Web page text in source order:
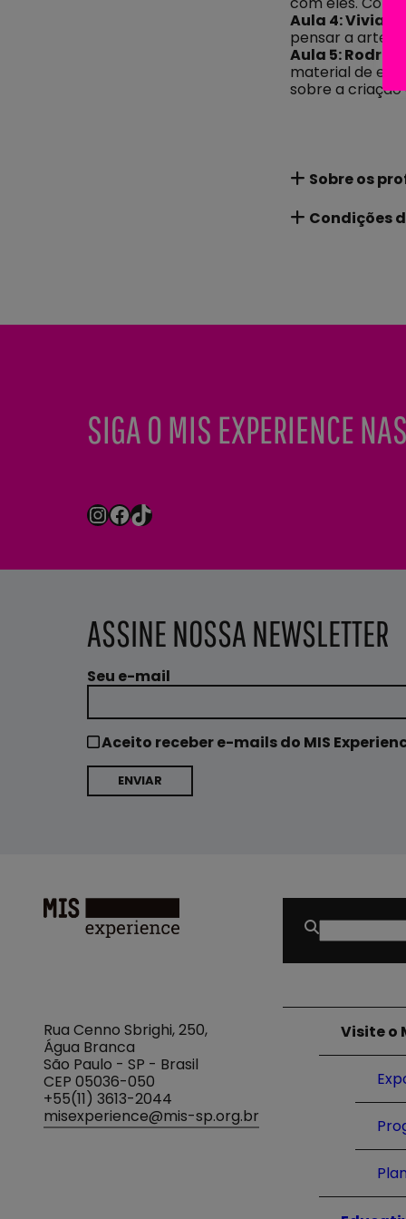
Aula 4: Vivian
pensar a arte
Aula 5:
material de
sobre a
Sobre os
Condições
SIGA O MIS EXPERIENCE
Instagram
Facebook
TikTok
ASSINE NOSSA NEWSLETTER
Seu e-mail
Aceito receber e-mails do MIS
Rua Cenno Sbrighi, 250,
Água Branca
São Paulo - SP - Brasil
CEP 05036-050
+55(11) 3613-2044
misexperience@mis-sp.org.br
Buscar
por:
Visite o